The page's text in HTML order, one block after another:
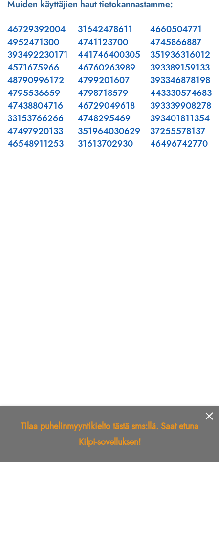
Muiden käyttäjien haut tietokannastamme:
46729392004
4952471300
393492230171
4571675966
48790996172
4795536659
47438804716
33153766266
47497920133
46548911253
31642478611
4741123700
441746400305
46760263989
4799201607
4798718579
46729049618
4748295469
351964030629
31613702930
4660504771
4745866887
351936316012
393389159133
393346878198
443330574683
393339908278
393401811354
37255578137
46496742770
Tilaa puhelinmyyntikielto tästä sms:llä. Saat etuna
Kilpi-sovelluksen!